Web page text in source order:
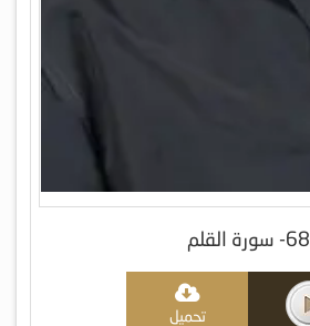
68- سورة القلم
تحميل